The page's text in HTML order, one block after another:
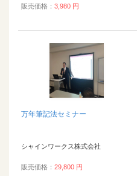
販売価格： 3,980 円
万年筆記法セミナー
シャインワークス株式会社
販売価格： 29,800 円